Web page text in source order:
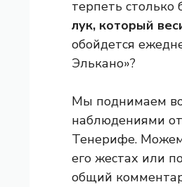
терпеть столько
лук, который
обойдется
Элькано»?
Мы поднимаем
наблюдениями
Тенерифе.
его жестах или
общий